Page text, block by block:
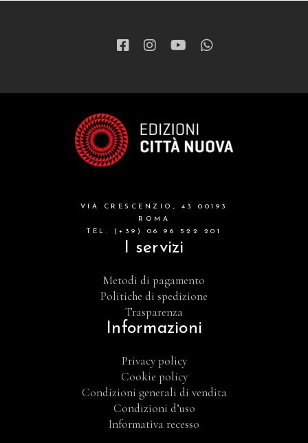
VIA CRESCENZIO, 43 00193
ROMA
TEL. (+39) 06 96 522 201
I servizi
Metodi di pagamento
Politiche di spedizione
Trasparenza
Informazioni
Privacy policy
Cookie policy
Condizioni generali di vendita
Condizioni d’uso
Informativa recesso